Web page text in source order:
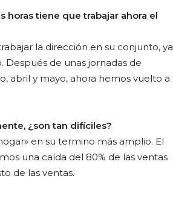
horas tiene que trabajar ahora el
la dirección en su conjunto, ya
de unas jornadas de
abril y mayo, ahora hemos vuelto a
¿son tan difíciles?
en su termino más amplio. El
una caída del 80% de las ventas
de las ventas.